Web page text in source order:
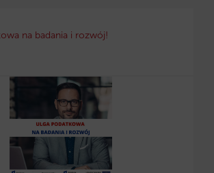
na badania i rozwój!